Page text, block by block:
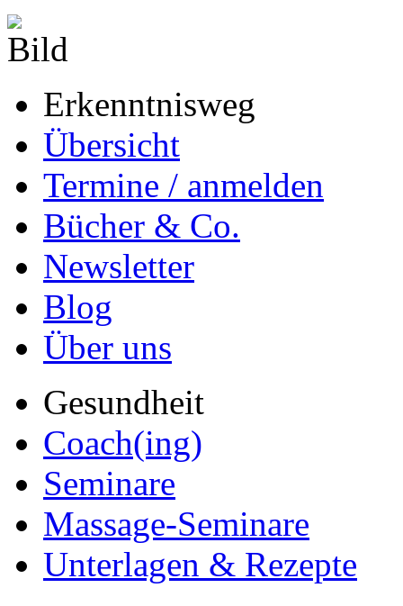
Erkenntnisweg
Übersicht
Termine / anmelden
Bücher & Co.
Newsletter
Blog
Über uns
Gesundheit
Coach(ing)
Seminare
Massage-Seminare
Unterlagen & Rezepte